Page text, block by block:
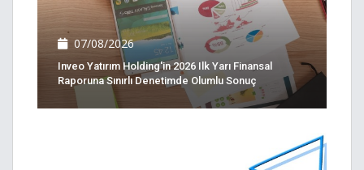
07/08/2026
Inveo Yatırım Holding'in 2026 Ilk Yarı Finansal
Raporuna Sınırlı Denetimde Olumlu Sonuç